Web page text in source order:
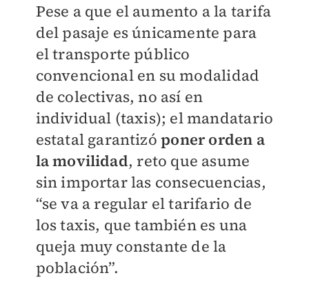
Pese a que el aumento a la tarifa
del pasaje es únicamente para
el transporte público
convencional en su modalidad
de colectivas, no así en
individual (taxis); el mandatario
estatal garantizóponer orden a
la movilidad, reto que asume
sin importar las consecuencias,
“se va a regular el tarifario de
los taxis, que también es una
queja muy constante de la
población”.